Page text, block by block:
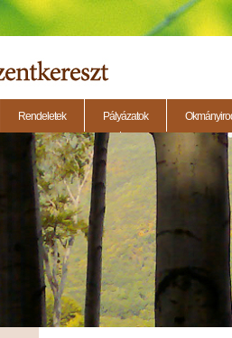
Rendeletek Pályázatok
2014.12.28. - Testületi ülés 2014.11.13. - Testületi